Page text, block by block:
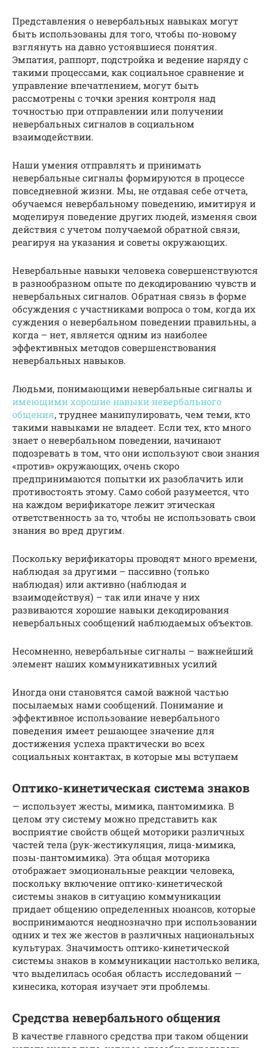
Представления о невербальных навыках могут
быть использованы для того, чтобы по-новому
взглянуть на давно устоявшиеся понятия.
Эмпатия, раппорт, подстройка и ведение наряду с
такими процессами, как социальное сравнение и
управление впечатлением, могут быть
рассмотрены с точки зрения контроля над
точностью при отправлении или получении
невербальных сигналов в социальном
взаимодействии.
Наши умения отправлять и принимать
невербальные сигналы формируются в процессе
повседневной жизни. Мы, не отдавая себе отчета,
обучаемся невербальному поведению, имитируя и
моделируя поведение других людей, изменяя свои
действия с учетом получаемой обратной связи,
реагируя на указания и советы окружающих.
Невербальные навыки человека совершенствуются
в разнообразном опыте по декодированию чувств и
невербальных сигналов. Обратная связь в форме
обсуждения с участниками вопроса о том, когда их
суждения о невербальном поведении правильны, а
когда – нет, является одним из наиболее
эффективных методов совершенствования
невербальных навыков.
Людьми, понимающими невербальные сигналы и
имеющими хорошие навыки невербального
общения, труднее манипулировать, чем теми, кто
такими навыками не владеет. Если тех, кто много
знает о невербальном поведении, начинают
подозревать в том, что они используют свои знания
«против» окружающих, очень скоро
предпринимаются попытки их разоблачить или
противостоять этому. Само собой разумеется, что
на каждом верификаторе лежит этическая
ответственность за то, чтобы не использовать свои
знания во вред другим.
Поскольку верификаторы проводят много времени,
наблюдая за другими – пассивно (только
наблюдая) или активно (наблюдая и
взаимодействуя) – так или иначе у них
развиваются хорошие навыки декодирования
невербальных сообщений наблюдаемых объектов.
Несомненно, невербальные сигналы – важнейший
элемент наших коммуникативных усилий
Иногда они становятся самой важной частью
посылаемых нами сообщений. Понимание и
эффективное использование невербального
поведения имеет решающее значение для
достижения успеха практически во всех
социальных контактах, в которые мы вступаем
Оптико-кинетическая система знаков
— использует жесты, мимика, пантомимика. В
целом эту систему можно представить как
восприятие свойств общей моторики различных
частей тела (рук-жестикуляция, лица-мимика,
позы-пантомимика). Эта общая моторика
отображает эмоциональные реакции человека,
поскольку включение оптико-кинетической
системы знаков в ситуацию коммуникации
придает общению определенных нюансов, которые
воспринимаются неоднозначно при использовании
одних и тех же жестов в различных национальных
культурах. Значимость оптико-кинетической
системы знаков в коммуникации настолько велика,
что выделилась особая область исследований —
кинесика, которая изучает эти проблемы.
Средства невербального общения
В качестве главного средства при таком общении